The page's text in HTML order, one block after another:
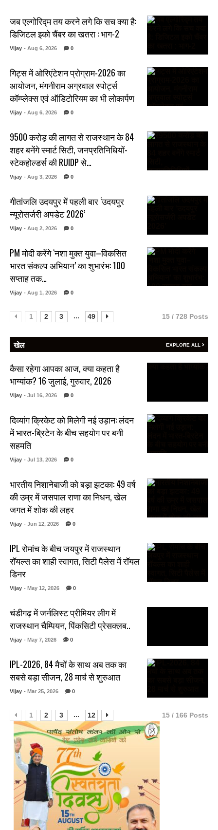
जब एल्गोरिद्म तय करने लगे कि सच क्या है:
डिजिटल इको चैंबर का खतरा : भाग-2
Vijay - Aug 6, 2026 0
गिट्स में ओरिएंटेशन प्रोग्राम-2026 का
आयोजन, मंगनीराम अग्रवाल स्पोर्ट्स
कॉम्प्लेक्स एवं ऑडिटोरियम का भी लोकार्पण
Vijay - Aug 6, 2026 0
₹9500 करोड़ की लागत से राजस्थान के 84
शहर बनेंगे स्मार्ट सिटी, जनप्रतिनिधियों-
स्टेकहोल्डर्स की RUIDP से…
Vijay - Aug 3, 2026 0
गीतांजलि उदयपुर में पहली बार ‘उदयपुर
न्यूरोसर्जरी अपडेट 2026’
Vijay - Aug 2, 2026 0
PM मोदी करेंगे ‘नशा मुक्त युवा–विकसित
भारत संकल्प अभियान’ का शुभारंभ: 100
सप्ताह तक…
Vijay - Aug 1, 2026 0
1 2 3 ... 49 15 / 728 Posts
खेल EXPLORE ALL
कैसा रहेगा आपका आज, क्या कहता है
भाग्यांक? 16 जुलाई, गुरुवार, 2026
Vijay - Jul 16, 2026 0
दिव्यांग क्रिकेट को मिलेगी नई उड़ान: लंदन
में भारत-ब्रिटेन के बीच सहयोग पर बनी
सहमति
Vijay - Jul 13, 2026 0
भारतीय निशानेबाजी को बड़ा झटका: 49 वर्ष
की उम्र में जसपाल राणा का निधन, खेल
जगत में शोक की लहर
Vijay - Jun 12, 2026 0
IPL रोमांच के बीच जयपुर में राजस्थान
रॉयल्स का शाही स्वागत, सिटी पैलेस में रॉयल
डिनर
Vijay - May 12, 2026 0
चंडीगढ़ में जर्नलिस्ट प्रीमियर लीग में
राजस्थान चैम्पियन, पिंकसिटी प्रेसक्लब..
Vijay - May 7, 2026 0
IPL-2026, 84 मैचों के साथ अब तक का
सबसे बड़ा सीजन, 28 मार्च से शुरुआत
Vijay - Mar 25, 2026 0
1 2 3 ... 12 15 / 166 Posts